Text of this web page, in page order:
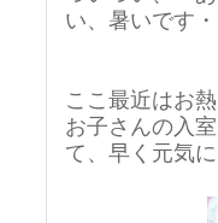
い、暑いです
ここ最近はお
お子さんの入
て、早く元気